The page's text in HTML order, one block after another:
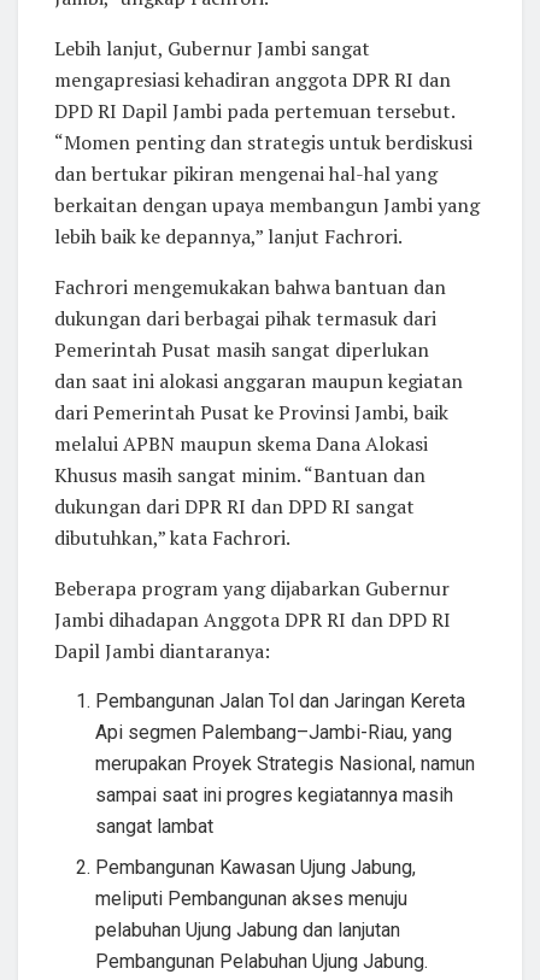
Lebih lanjut, Gubernur Jambi sangat
mengapresiasi kehadiran anggota DPR RI dan
DPD RI Dapil Jambi pada pertemuan tersebut.
“Momen penting dan strategis untuk berdiskusi
dan bertukar pikiran mengenai hal-hal yang
berkaitan dengan upaya membangun Jambi yang
lebih baik ke depannya,” lanjut Fachrori.
Fachrori mengemukakan bahwa bantuan dan
dukungan dari berbagai pihak termasuk dari
Pemerintah Pusat masih sangat diperlukan
dan saat ini alokasi anggaran maupun kegiatan
dari Pemerintah Pusat ke Provinsi Jambi, baik
melalui APBN maupun skema Dana Alokasi
Khusus masih sangat minim. “Bantuan dan
dukungan dari DPR RI dan DPD RI sangat
dibutuhkan,” kata Fachrori.
Beberapa program yang dijabarkan Gubernur
Jambi dihadapan Anggota DPR RI dan DPD RI
Dapil Jambi diantaranya:
Pembangunan Jalan Tol dan Jaringan Kereta
Api segmen Palembang–Jambi-Riau, yang
merupakan Proyek Strategis Nasional, namun
sampai saat ini progres kegiatannya masih
sangat lambat
Pembangunan Kawasan Ujung Jabung,
meliputi Pembangunan akses menuju
pelabuhan Ujung Jabung dan lanjutan
Pembangunan Pelabuhan Ujung Jabung.